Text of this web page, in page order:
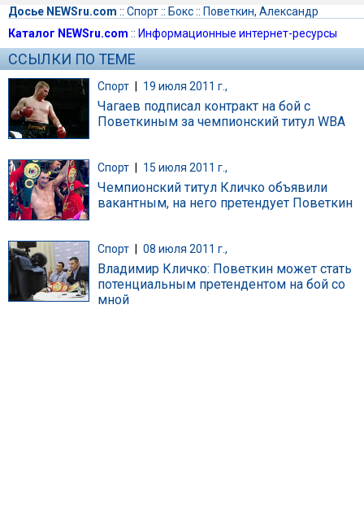
Досье NEWSru.com :: Спорт:: Бокс:: Поветкин, Александр
Каталог NEWSru.com :: Информационные интернет-ресурсы
ССЫЛКИ ПО ТЕМЕ
Спорт | 19 июля 2011 г.,
Чагаев подписал контракт на бой с
Поветкиным за чемпионский титул WBA
Спорт 15 июля 2011 г.,
Чемпионский титул Кличко объявили
вакантным, на него претендует Поветкин
Спорт 08 июля 2011 г.,
Владимир Кличко: Поветкин может стать
потенциальным претендентом на бой со
мной